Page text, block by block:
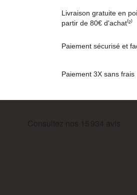
Livraison gratuite en
partir de 80€ d'achat⁽²⁾
Paiement sécurisé et
Paiement 3X sans frais